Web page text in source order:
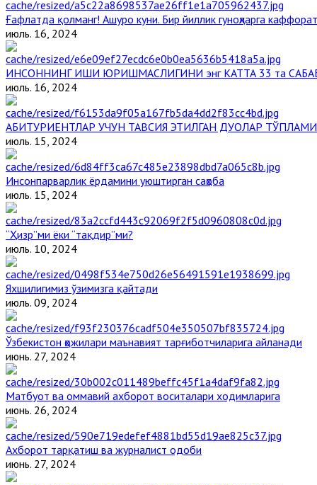
Ғафлатда қолманг! Ашуро куни. Бир йиллик гуноҳларга
июль. 16, 2024
ИНСОННИНГ ИШИ ЮРИШМАСЛИГИНИ энг КАТТА 33 та
июль. 16, 2024
АБИТУРИЕНТЛАР УЧУН ТАВСИЯ ЭТИЛГАН ДУОЛАР ТЎПЛАМИ
июль. 15, 2024
Инсонпарварлик ёрдамини уюштирган саҳоба
июль. 15, 2024
“Ҳизр”ми ёки “тақдир”ми?
июль. 10, 2024
Яхшилигимиз ўзимизга қайтади
июль. 09, 2024
Ўзбекистон ҳожилари маънавият тарғиботчиларига айланади
июнь. 27, 2024
Матбуот ва оммавий ахборот воситалари ходимларига
июнь. 26, 2024
Ахборот тарқатиш ва журналист одоби
июнь. 27, 2024